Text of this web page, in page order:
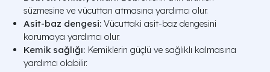
süzmesine ve vücuttan atmasına yardımcı olur.
Asit-baz dengesi: Vücuttaki asit-baz dengesini
korumaya yardımcı olur.
Kemik sağlığı: Kemiklerin güçlü ve sağlıklı kalmasına
yardımcı olabilir.